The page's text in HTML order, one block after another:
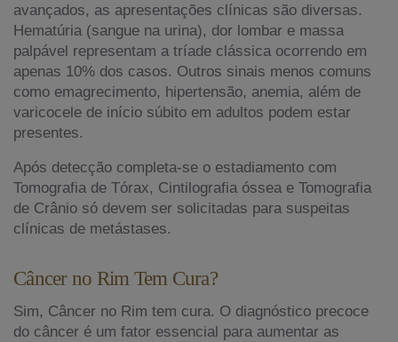
avançados, as apresentações clínicas são diversas.
Hematúria (sangue na urina), dor lombar e massa
palpável representam a tríade clássica ocorrendo em
apenas 10% dos casos. Outros sinais menos comuns
como emagrecimento, hipertensão, anemia, além de
varicocele de início súbito em adultos podem estar
presentes.
Após detecção completa-se o estadiamento com
Tomografia de Tórax, Cintilografia óssea e Tomografia
de Crânio só devem ser solicitadas para suspeitas
clínicas de metástases.
Câncer no Rim Tem Cura?
Sim, Câncer no Rim tem cura. O diagnóstico precoce
do câncer é um fator essencial para aumentar as